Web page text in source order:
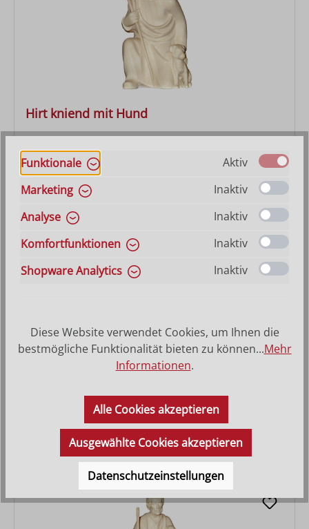
Hirt kniend mit Hund
Regulärer Preis:
27,90 €
Regulärer Preis:
Funktionale
Aktiv
Marketing
Inaktiv
Analyse
Inaktiv
Komfortfunktionen
Inaktiv
Shopware Analytics
Inaktiv
Diese Website verwendet Cookies, um Ihnen die
bestmögliche Funktionalität bieten zu können...Mehr
Informationen.
Alle Cookies akzeptieren
Ausgewählte Cookies akzeptieren
Datenschutzeinstellungen